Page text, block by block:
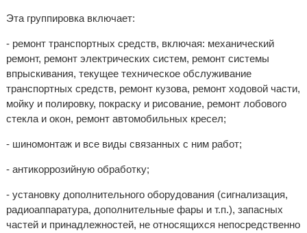
Эта группировка включает:
- ремонт транспортных средств, включая: механический
ремонт, ремонт электрических систем, ремонт системы
впрыскивания, текущее техническое обслуживание
транспортных средств, ремонт кузова, ремонт ходовой части,
мойку и полировку, покраску и рисование, ремонт лобового
стекла и окон, ремонт автомобильных кресел;
- шиномонтаж и все виды связанных с ним работ;
- антикоррозийную обработку;
- установку дополнительного оборудования (сигнализация,
радиоаппаратура, дополнительные фары и т.п.), запасных
частей и принадлежностей, не относящихся непосредственно